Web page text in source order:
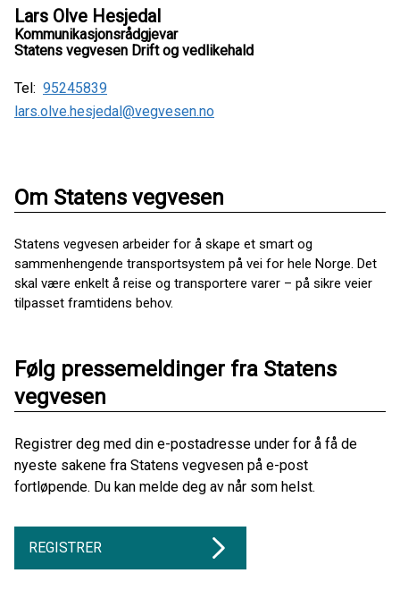
Lars Olve Hesjedal
Kommunikasjonsrådgjevar
Statens vegvesen Drift og vedlikehald
Tel: 95245839
lars.olve.hesjedal@vegvesen.no
Om Statens vegvesen
Statens vegvesen arbeider for å skape et smart og
sammenhengende transportsystem på vei for hele Norge. Det
skal være enkelt å reise og transportere varer – på sikre veier
tilpasset framtidens behov.
Følg pressemeldinger fra Statens
vegvesen
Registrer deg med din e-postadresse under for å få de
nyeste sakene fra Statens vegvesen på e-post
fortløpende. Du kan melde deg av når som helst.
REGISTRER